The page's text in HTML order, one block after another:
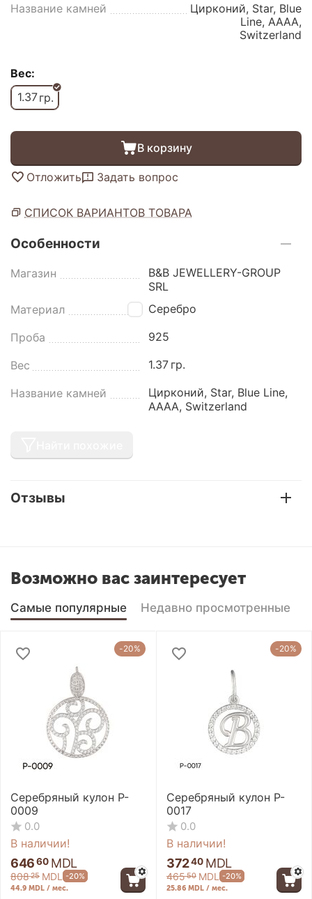
Название камней
Цирконий, Star, Blue
Line, AAAA,
Switzerland
Вес:
1.37гр.
В корзину
Отложить Задать вопрос
СПИСОК ВАРИАНТОВ ТОВАРА
Особенности
Магазин
B&B JEWELLERY-GROUP
SRL
Материал
Серебро
Проба 925
Вес 1.37 гр.
Название камней
Цирконий, Star, Blue Line,
AAAA, Switzerland
Отзывы
Возможно вас заинтересует
Самые популярные Недавно просмотренные
-20%
Серебряный кулон P-
0009
0.0
В наличии!
64660 MDL
80825 MDL -20%
44.9 MDL / мес.
-20%
Серебряный кулон P-
0017
0.0
В наличии!
37240 MDL
46550 MDL -20%
25.86 MDL / мес.